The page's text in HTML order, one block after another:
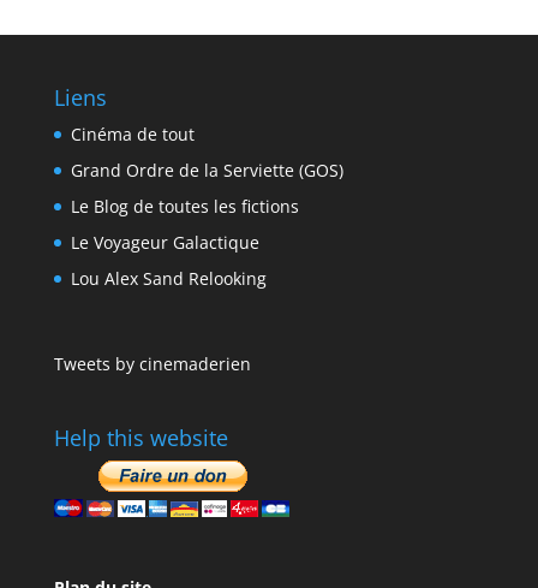
Liens
Cinéma de tout
Grand Ordre de la Serviette (GOS)
Le Blog de toutes les fictions
Le Voyageur Galactique
Lou Alex Sand Relooking
Tweets by cinemaderien
Help this website